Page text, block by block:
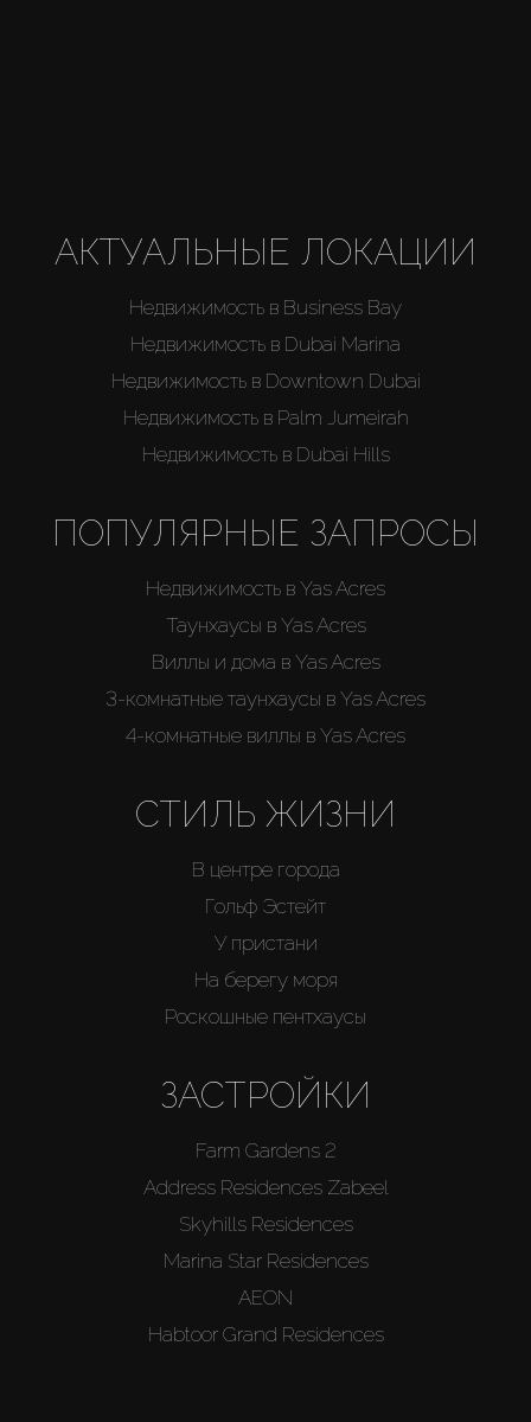
АКТУАЛЬНЫЕ ЛОКАЦИИ
Недвижимость в Business Bay
Недвижимость в Dubai Marina
Недвижимость в Downtown Dubai
Недвижимость в Palm Jumeirah
Недвижимость в Dubai Hills
ПОПУЛЯРНЫЕ ЗАПРОСЫ
Недвижимость в Yas Acres
Таунхаусы в Yas Acres
Виллы и дома в Yas Acres
3-комнатные таунхаусы в Yas Acres
4-комнатные виллы в Yas Acres
СТИЛЬ ЖИЗНИ
В центре города
Гольф Эстейт
У пристани
На берегу моря
Роскошные пентхаусы
ЗАСТРОЙКИ
Farm Gardens 2
Address Residences Zabeel
Skyhills Residences
Marina Star Residences
AEON
Habtoor Grand Residences